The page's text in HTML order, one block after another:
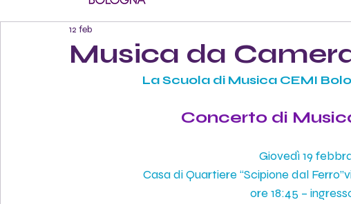
Musica da
12 feb
La Scuola di Musica CEMI
Concerto di
Giovedì 19
Casa di Quartiere “Scipione dal
ore 18:45 –